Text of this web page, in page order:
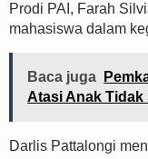
Prodi PAI, Farah
mahasiswa dalam
Baca juga
Atasi Anak Tidak
Darlis Pattalongi